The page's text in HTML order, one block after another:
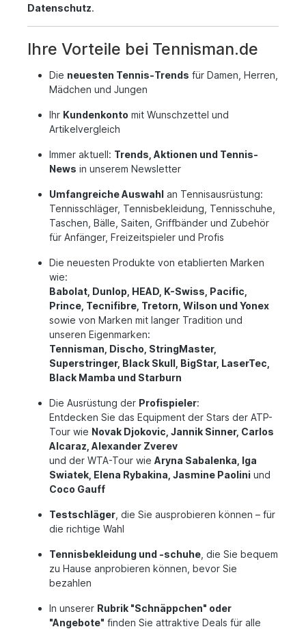
Datenschutz.
Ihre Vorteile bei Tennisman.de
Die neuesten Tennis-Trends für Damen, Herren,
Mädchen und Jungen
Ihr Kundenkonto mit Wunschzettel und
Artikelvergleich
Immer aktuell: Trends, Aktionen und Tennis-
News in unserem Newsletter
Umfangreiche Auswahl an Tennisausrüstung:
Tennisschläger, Tennisbekleidung, Tennisschuhe,
Taschen, Bälle, Saiten, Griffbänder und Zubehör
für Anfänger, Freizeitspieler und Profis
Die neuesten Produkte von etablierten Marken
wie:
Babolat, Dunlop, HEAD, K-Swiss, Pacific,
Prince, Tecnifibre, Tretorn, Wilson und Yonex
sowie von Marken mit langer Tradition und
unseren Eigenmarken:
Tennisman, Discho, StringMaster,
Superstringer, Black Skull, BigStar, LaserTec,
Black Mamba und Starburn
Die Ausrüstung der Profispieler:
Entdecken Sie das Equipment der Stars der ATP-
Tour wie Novak Djokovic, Jannik Sinner, Carlos
Alcaraz, Alexander Zverev
und der WTA-Tour wie Aryna Sabalenka, Iga
Swiatek, Elena Rybakina, Jasmine Paolini und
Coco Gauff
Testschläger , die Sie ausprobieren können – für
die richtige Wahl
Tennisbekleidung und -schuhe , die Sie bequem
zu Hause anprobieren können, bevor Sie
bezahlen
In unserer Rubrik "Schnäppchen" oder
"Angebote" finden Sie attraktive Deals für alle